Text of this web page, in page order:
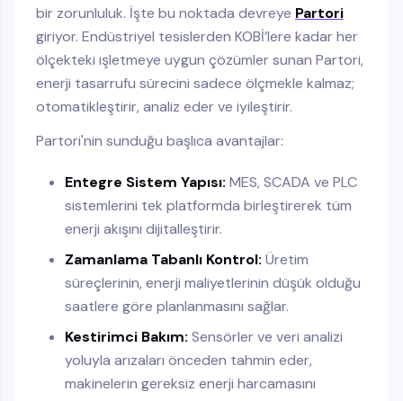
bir zorunluluk. İşte bu noktada devreye Partori
giriyor. Endüstriyel tesislerden KOBİ’lere kadar her
ölçekteki işletmeye uygun çözümler sunan Partori,
enerji tasarrufu sürecini sadece ölçmekle kalmaz;
otomatikleştirir, analiz eder ve iyileştirir.
Partori'nin sunduğu başlıca avantajlar:
Entegre Sistem Yapısı: MES, SCADA ve PLC
sistemlerini tek platformda birleştirerek tüm
enerji akışını dijitalleştirir.
Zamanlama Tabanlı Kontrol: Üretim
süreçlerinin, enerji maliyetlerinin düşük olduğu
saatlere göre planlanmasını sağlar.
Kestirimci Bakım: Sensörler ve veri analizi
yoluyla arızaları önceden tahmin eder,
makinelerin gereksiz enerji harcamasını